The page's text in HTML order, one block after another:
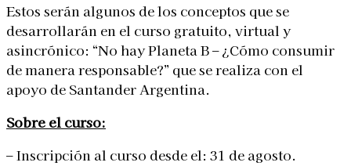
Estos serán algunos de los conceptos que se
desarrollarán en el curso gratuito, virtual y
asincrónico: “No hay Planeta B – ¿Cómo consumir
de manera responsable?” que se realiza con el
apoyo de Santander Argentina.
Sobre el curso:
– Inscripción al curso desde el: 31 de agosto.